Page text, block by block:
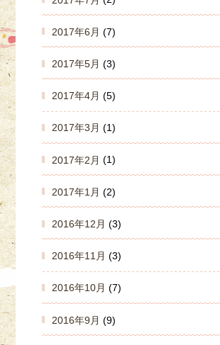
2017年6月 (7)
2017年5月 (3)
2017年4月 (5)
2017年3月 (1)
2017年2月 (1)
2017年1月 (2)
2016年12月 (3)
2016年11月 (3)
2016年10月 (7)
2016年9月 (9)